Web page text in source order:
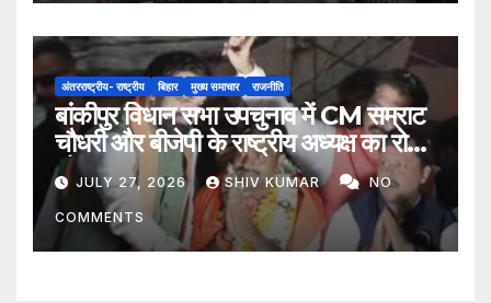
अंतरराष्ट्रीय- राष्ट्रीय बिहार मुख्य समाचार राजनीति
बांकीपुर विधान सभा उपचुनाव में CM सम्राट
चौधरी और बीजेपी के राष्ट्रीय अध्यक्ष का रोड
शोJULY 27, 2026 SHIV KUMAR NO
COMMENTS